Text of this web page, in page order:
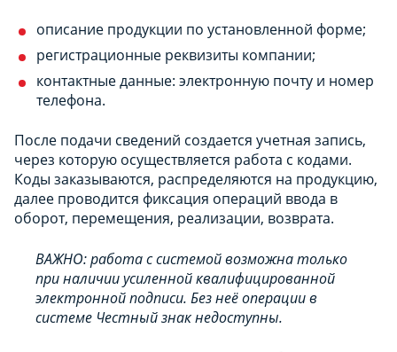
описание продукции по установленной форме;
регистрационные реквизиты компании;
контактные данные: электронную почту и номер
телефона.
После подачи сведений создается учетная запись,
через которую осуществляется работа с кодами.
Коды заказываются, распределяются на продукцию,
далее проводится фиксация операций ввода в
оборот, перемещения, реализации, возврата.
ВАЖНО: работа с системой возможна только
при наличии усиленной квалифицированной
электронной подписи. Без неё операции в
системе Честный знак недоступны.